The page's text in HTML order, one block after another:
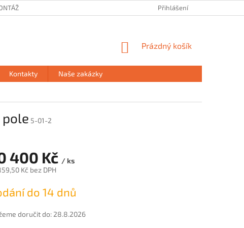
PODMÍNKY OCHRANY OSOBNÍCH ÚDAJŮ
Přihlášení
NÁKUPNÍ
Prázdný košík
Kontakty Naše zakázky
5-01-2
400 Kč / ks
Kč bez DPH
do 14 dnů
doručit do: 28.8.2026